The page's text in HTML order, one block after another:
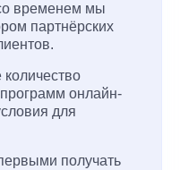
временем мы
партнёрских
онлайн-
для
получать